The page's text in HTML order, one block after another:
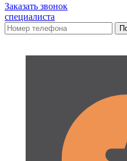
Заказать звонок
специалиста